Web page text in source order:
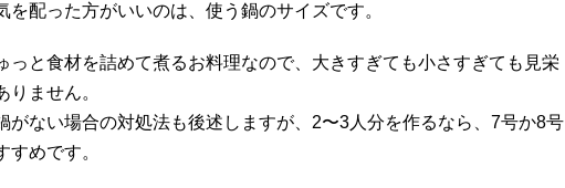
を配った方がいいのは、使う鍋のサイズです。
っと食材を詰めて煮るお料理なので、大きすぎても小さすぎても見栄
りません。
がない場合の対処法も後述しますが、2〜3人分を作るなら、7号か8号
すめです。